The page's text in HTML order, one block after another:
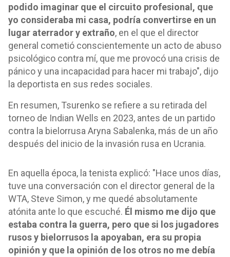
podido imaginar que el circuito profesional, que
yo consideraba mi casa, podría convertirse en un
lugar aterrador y extraño, en el que el director
general cometió conscientemente un acto de abuso
psicológico contra mí, que me provocó una crisis de
pánico y una incapacidad para hacer mi trabajo", dijo
la deportista en sus redes sociales.
En resumen, Tsurenko se refiere a su retirada del
torneo de Indian Wells en 2023, antes de un partido
contra la bielorrusa Aryna Sabalenka, más de un año
después del inicio de la invasión rusa en Ucrania.
En aquella época, la tenista explicó: "Hace unos días,
tuve una conversación con el director general de la
WTA, Steve Simon, y me quedé absolutamente
atónita ante lo que escuché. Él mismo me dijo que
estaba contra la guerra, pero que si los jugadores
rusos y bielorrusos la apoyaban, era su propia
opinión y que la opinión de los otros no me debía